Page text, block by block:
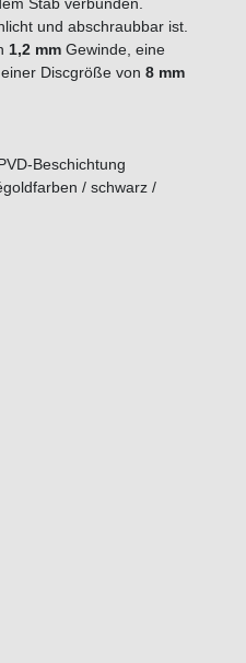
Stab verbunden.
und abschraubbar ist.
1,2 mm Gewinde, eine
Discgröße von 8 mm
Beschichtung
/ schwarz /